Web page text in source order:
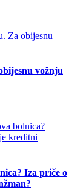
vožnju
Iza priče o